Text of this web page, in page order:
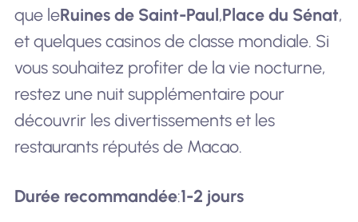
que leRuines de Saint-Paul,Place du Sénat,
et quelques casinos de classe mondiale. Si
vous souhaitez profiter de la vie nocturne,
restez une nuit supplémentaire pour
découvrir les divertissements et les
restaurants réputés de Macao.
Durée recommandée:1-2 jours